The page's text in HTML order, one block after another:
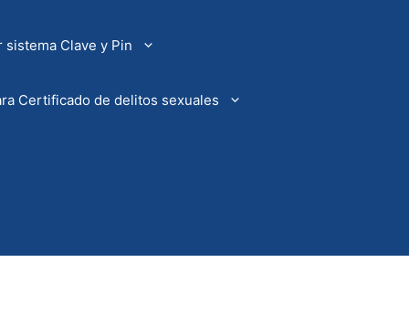
sistema Clave y Pin
Certificado de delitos sexuales